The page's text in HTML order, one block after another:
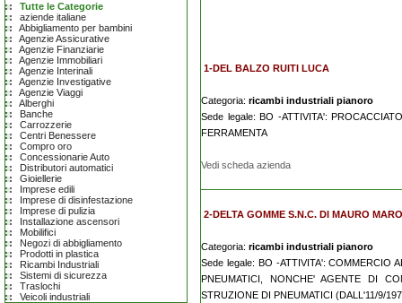
Tutte le Categorie
aziende italiane
Abbigliamento per bambini
Agenzie Assicurative
Agenzie Finanziarie
Agenzie Immobiliari
Agenzie Interinali
Agenzie Investigative
Agenzie Viaggi
Alberghi
Banche
Carrozzerie
Centri Benessere
Compro oro
Concessionarie Auto
Distributori automatici
Gioiellerie
Imprese edili
Imprese di disinfestazione
Imprese di pulizia
Installazione ascensori
Mobilifici
Negozi di abbigliamento
Prodotti in plastica
Ricambi Industriali
Sistemi di sicurezza
Traslochi
Veicoli industriali
1-DEL BALZO RUITI LUCA
Categoria: ricambi industriali pianoro
Sede legale: BO -ATTIVITA':
FERRAMENTA
Vedi scheda azienda
2-DELTA GOMME S.N.C. DI MAURO
Categoria: ricambi industriali pianoro
Sede legale: BO -ATTIVITA': COMMERCIO
PNEUMATICI, NONCHE' AGENTE DI
STRUZIONE DI PNEUMATICI (DALL'11/9/